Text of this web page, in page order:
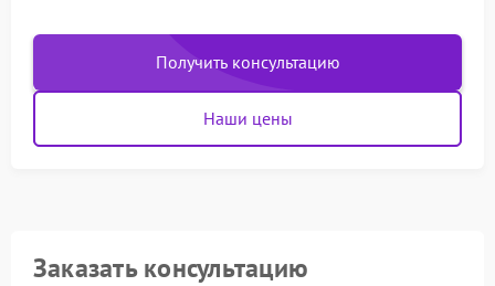
Получить консультацию
Наши цены
Заказать консультацию